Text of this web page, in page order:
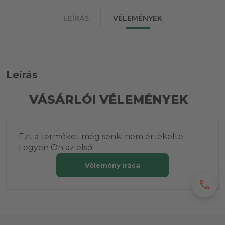
LEÍRÁS VÉLEMÉNYEK
Leírás
VÁSÁRLÓI VÉLEMÉNYEK
Ezt a terméket még senki nem értékelte.
Legyen Ön az első!
Vélemény írása
call